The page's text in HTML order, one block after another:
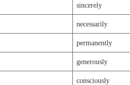
sincerely
necessarily
permanently
generously
consciously